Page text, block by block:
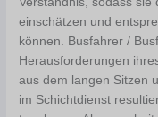
einschätzen und
können. Busfahrer /
Herausforderungen
aus dem langen Sitzen
im Schichtdienst